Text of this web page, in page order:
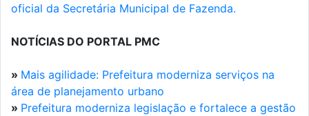
oficial da Secretária Municipal de Fazenda.
NOTÍCIAS DO PORTAL PMC
» Mais agilidade: Prefeitura moderniza serviços na
área de planejamento urbano
» Prefeitura moderniza legislação e fortalece a gestão